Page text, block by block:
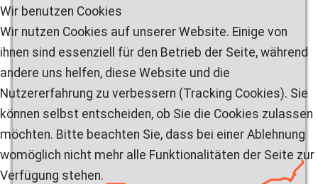
Wir benutzen Cookies
Wir nutzen Cookies auf unserer Website. Einige von
ihnen sind essenziell für den Betrieb der Seite, während
andere uns helfen, diese Website und die
Nutzererfahrung zu verbessern (Tracking Cookies). Sie
können selbst entscheiden, ob Sie die Cookies zulassen
möchten. Bitte beachten Sie, dass bei einer Ablehnung
womöglich nicht mehr alle Funktionalitäten der Seite zur
Verfügung stehen.